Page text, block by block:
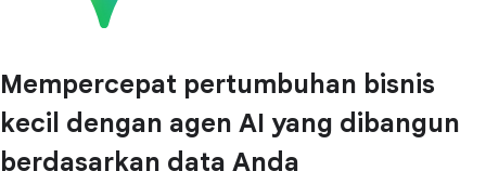
Mempercepat pertumbuhan bisnis
kecil dengan agen AI yang dibangun
berdasarkan data Anda